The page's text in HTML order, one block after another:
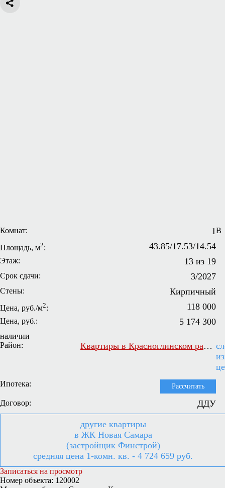
Комнат: 1
Площадь, м2: 43.85/17.53/14.54
Этаж: 13 из 19
Срок сдачи: 3/2027
Стены: Кирпичный
Цена, руб./м2: 118 000
Цена, руб.: 5 174 300
В
наличии
Район:
Квартиры в Красноглинском районе Самары
Ипотека: Рассчитать
Договор: ДДУ
другие квартиры
в ЖК Новая Самара
(застройщик Финстрой)
средняя цена 1-комн. кв. - 4 724 659 руб.
Записаться на просмотр
Номер объекта: 120002